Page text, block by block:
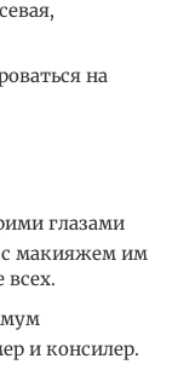
на
глазами
с макияжем им
всех.
и консилер.